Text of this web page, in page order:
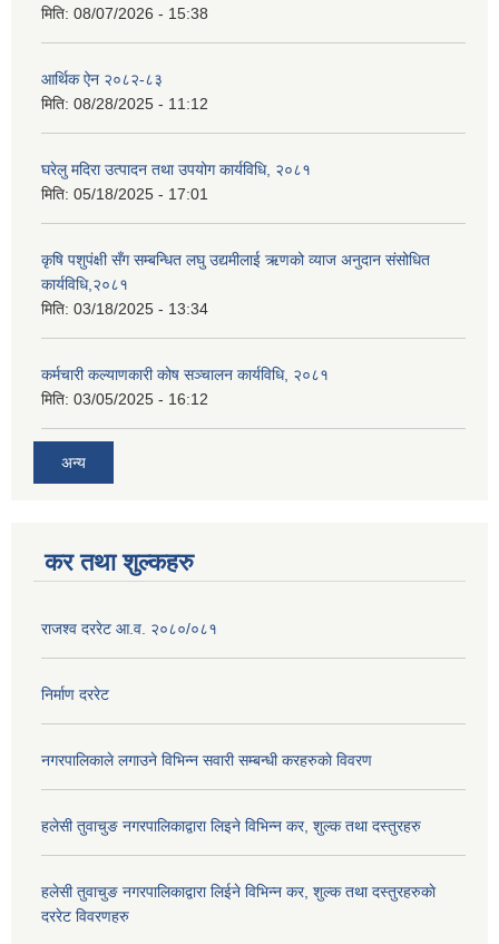
मिति: 08/07/2026 - 15:38
आर्थिक ऐन २०८२-८३
मिति: 08/28/2025 - 11:12
घरेलु मदिरा उत्पादन तथा उपयोग कार्यविधि, २०८१
मिति: 05/18/2025 - 17:01
कृषि पशुपंक्षी सँग सम्बन्धित लघु उद्यमीलाई ऋणको व्याज अनुदान संसोधित
कार्यविधि,२०८१
मिति: 03/18/2025 - 13:34
कर्मचारी कल्याणकारी कोष सञ्चालन कार्यविधि, २०८१
मिति: 03/05/2025 - 16:12
अन्य
कर तथा शुल्कहरु
राजश्व दररेट आ.व. २०८०/०८१
निर्माण दररेट
नगरपालिकाले लगाउने विभिन्न सवारी सम्बन्धी करहरुकाे विवरण
हलेसी तुवाचुङ नगरपालिकाद्वारा लिइने विभिन्न कर, शुल्क तथा दस्तुरहरु
हलेसी तुवाचुङ नगरपालिकाद्वारा लिईने विभिन्न कर, शुल्क तथा दस्तुरहरुकाे
दररेट विवरणहरु